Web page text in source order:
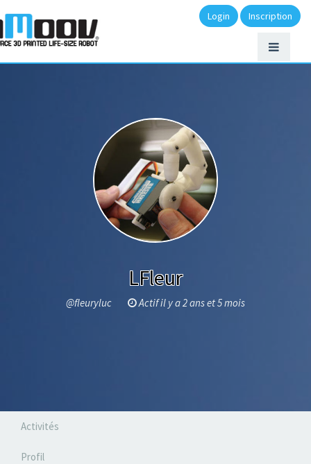
Login Inscription
LFleur
@fleuryluc Actif il y a 2 ans et 5 mois
Activités
Profil